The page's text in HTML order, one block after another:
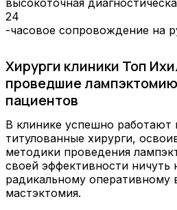
24
-часовое сопровождение на
Хирурги клиники Топ
проведшие
пациентов
В клинике успешно работают
титулованные хирурги,
методики проведения
своей эффективности ничуть
радикальному оперативному
мастэктомия.